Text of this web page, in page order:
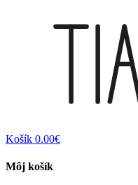
Košík 0.00€
Môj košík